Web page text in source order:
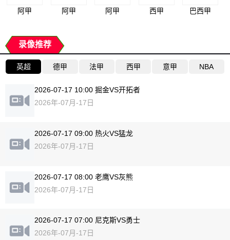
阿甲 阿甲 阿甲 西甲 巴西甲
录像推荐
英超 德甲 法甲 西甲 意甲 NBA
2026-07-17 10:00 掘金VS开拓者
2026年-07月-17日
2026-07-17 09:00 热火VS猛龙
2026年-07月-17日
2026-07-17 08:00 老鹰VS灰熊
2026年-07月-17日
2026-07-17 07:00 尼克斯VS勇士
2026年-07月-17日